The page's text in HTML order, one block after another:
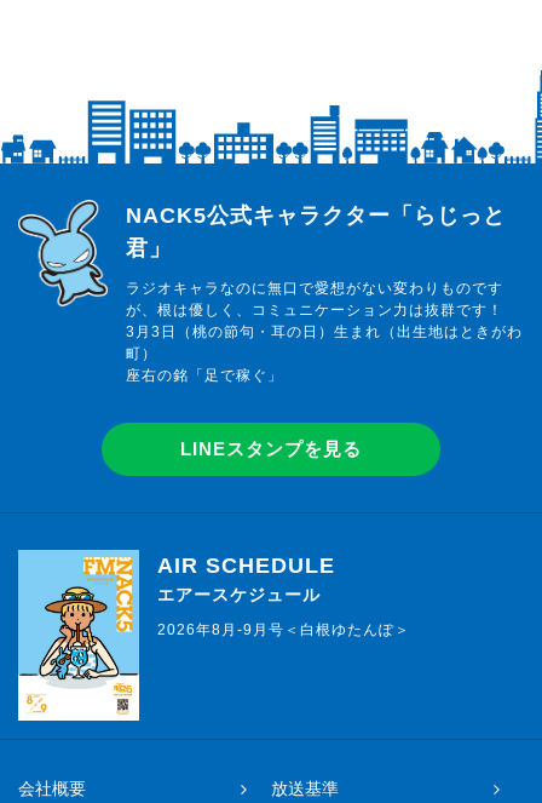
らじっと君
NACK5公式キャラクター「らじっと
君」
ラジオキャラなのに無口で愛想がない変わりものです
が、根は優しく、コミュニケーション力は抜群です！
3月3日（桃の節句・耳の日）生まれ（出生地はときがわ
町）
座右の銘「足で稼ぐ」
LINEスタンプを見る
AIR SCHEDULE
エアースケジュール
2026年8月-9月号＜白根ゆたんぽ＞
会社概要
放送基準